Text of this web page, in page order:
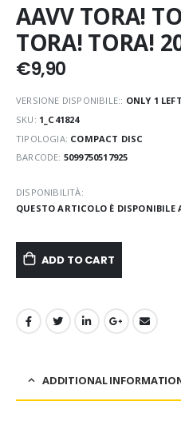
AAVV TORA!
TORA! TORA!
€9,90
VERSIONE DISPONIBILE:: ONLY 1
SKU: 1_C41824
TIPOLOGIA: COMPACT DISC
BARCODE: 5099750517925
DISPONIBILITÀ:
QUESTO ARTICOLO È DISPONIBILE
ADD TO CART
ADDITIONAL